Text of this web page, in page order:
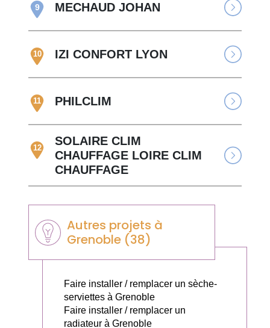
9 MECHAUD JOHAN
10 IZI CONFORT LYON
11 PHILCLIM
12
SOLAIRE CLIM
CHAUFFAGE LOIRE CLIM
CHAUFFAGE
Autres projets à
Grenoble (38)
Faire installer / remplacer un sèche-
serviettes à Grenoble
Faire installer / remplacer un
radiateur à Grenoble